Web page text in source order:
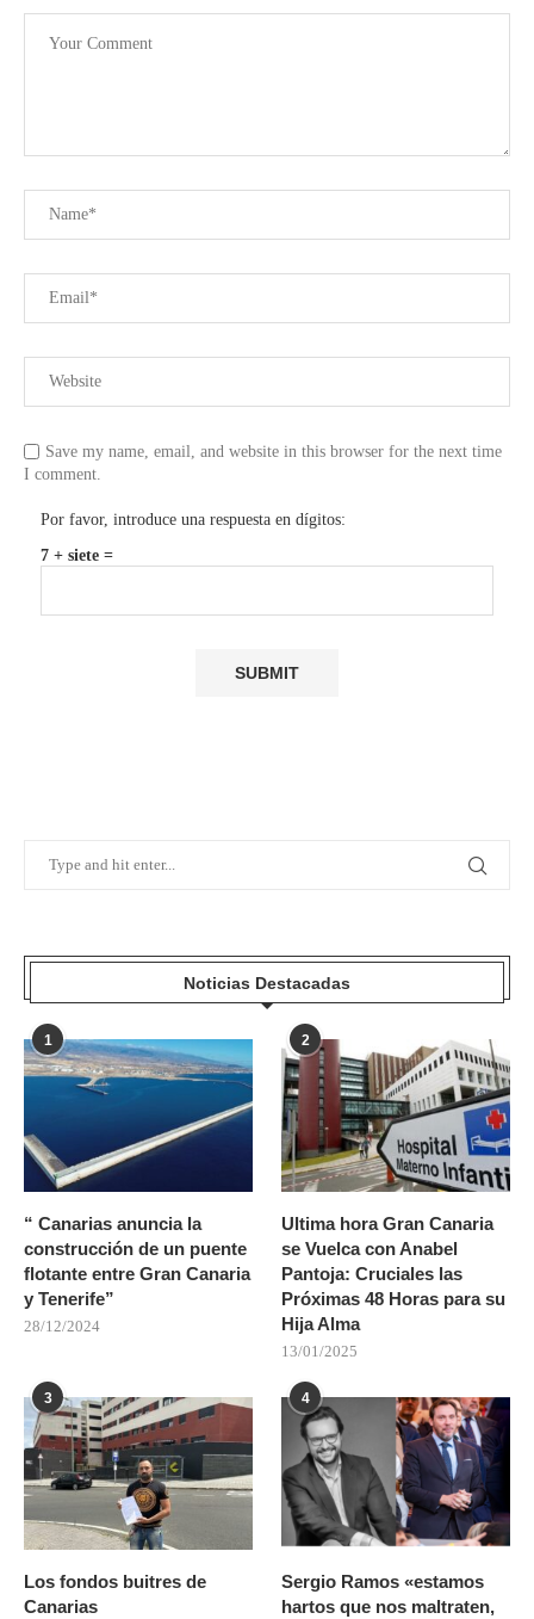
Save my name, email, and website in this browser for the next time
I comment.
Por favor, introduce una respuesta en dígitos:
7 + siete =
Noticias Destacadas
1
“ Canarias anuncia la
construcción de un puente
flotante entre Gran Canaria
y Tenerife”
28/12/2024
2
Ultima hora Gran Canaria
se Vuelca con Anabel
Pantoja: Cruciales las
Próximas 48 Horas para su
Hija Alma
13/01/2025
3
Los fondos buitres de
Canarias
4
Sergio Ramos «estamos
hartos que nos maltraten,